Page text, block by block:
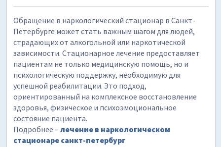
Обращение в наркологический стационар в Санкт-
Петербурге может стать важным шагом для людей,
страдающих от алкогольной или наркотической
зависимости. Стационарное лечение предоставляет
пациентам не только медицинскую помощь, но и
психологическую поддержку, необходимую для
успешной реабилитации. Это подход,
ориентированный на комплексное восстановление
здоровья, физическое и психоэмоциональное
состояние пациента.
Подробнее –лечение в наркологическом
стационаре санкт-петербург